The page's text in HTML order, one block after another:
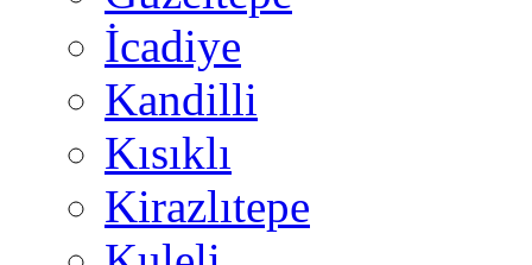
İcadiye
Kandilli
Kısıklı
Kirazlıtepe